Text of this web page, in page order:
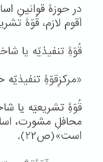
در حوزۀ قوانینِ
اَقوم لازم، قُوّۀ
قُوّۀِ تنفیذیّه یا
«مرکزِقوّۀِ
قُوّۀِ تشریعیّه یا
محافلِ مشورت،
است»(ص۲۲).